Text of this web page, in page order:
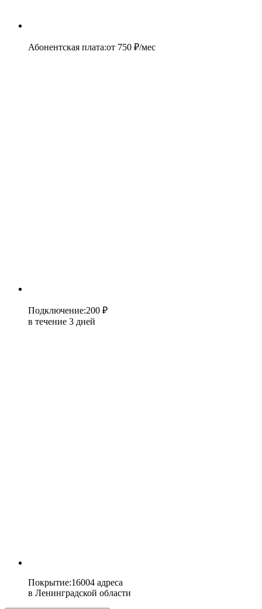
Абонентская плата:от 750 ₽/мес
Подключение:200 ₽
в течение 3 дней
Покрытие:16004 адреса
в Ленинградской области